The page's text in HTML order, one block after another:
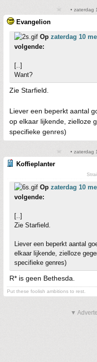
• zaterdag
Evangelion
Op zaterdag 10
volgende:
[..]
Want?
Zie Starfield.
Liever een beperkt aantal
op elkaar lijkende, zielloze
specifieke genres)
• zaterdag
Koffieplanter
Op zaterdag 10
volgende:
[..]
Zie Starfield.
Liever een beperkt aantal
elkaar lijkende, zielloze
specifieke genres)
R* is geen Bethesda.
Put these foolish ambitions to rest.
▼